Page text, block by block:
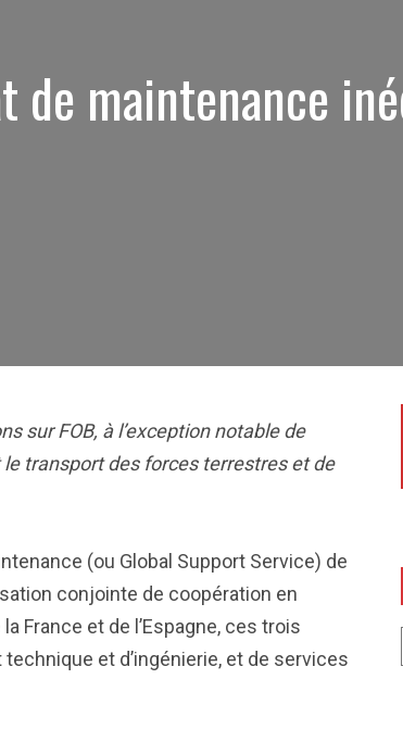
de maintenance
sur FOB, à l’exception notable de
transport des forces terrestres et de
(ou Global Support Service) de
conjointe de coopération en
France et de l’Espagne, ces trois
et d’ingénierie, et de services